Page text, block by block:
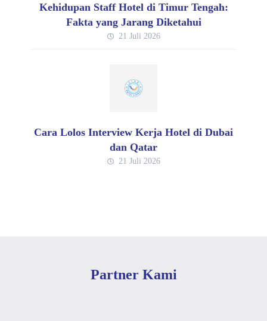
Kehidupan Staff Hotel di Timur Tengah:
Fakta yang Jarang Diketahui
21 Juli 2026
Cara Lolos Interview Kerja Hotel di Dubai
dan Qatar
21 Juli 2026
Partner Kami